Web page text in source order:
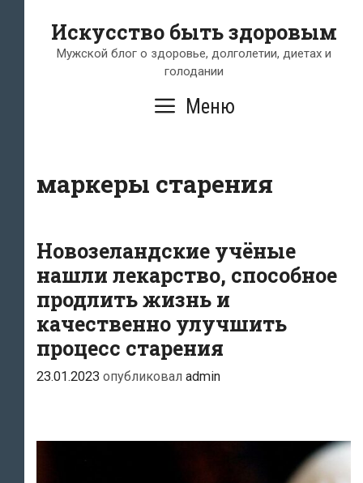
содержимому
Искусство быть здоровым
Мужской блог о здоровье, долголетии, диетах и
голодании
Меню
маркеры старения
Новозеландские учёные
нашли лекарство, способное
продлить жизнь и
качественно улучшить
процесс старения
23.01.2023 опубликовал admin